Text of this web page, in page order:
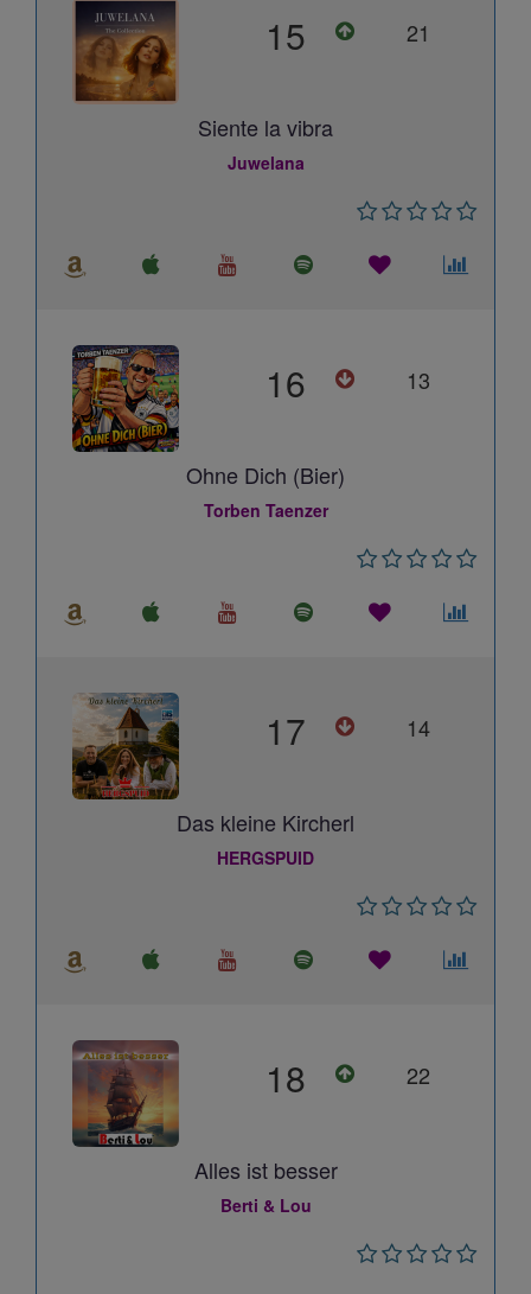
15 21
Siente la vibra
Juwelana
16 13
Ohne Dich (Bier)
Torben Taenzer
17 14
Das kleine Kircherl
HERGSPUID
18 22
Alles ist besser
Berti & Lou